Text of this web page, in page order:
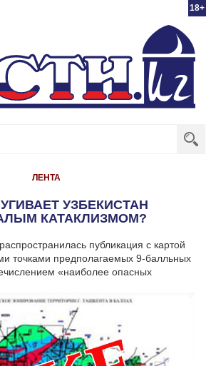
18+
ЛЕНТА
УЗБЕКИСТАН
КАТАКЛИЗМОМ?
публикация с картой
точками предполагаемых 9-балльных
«наиболее опасных